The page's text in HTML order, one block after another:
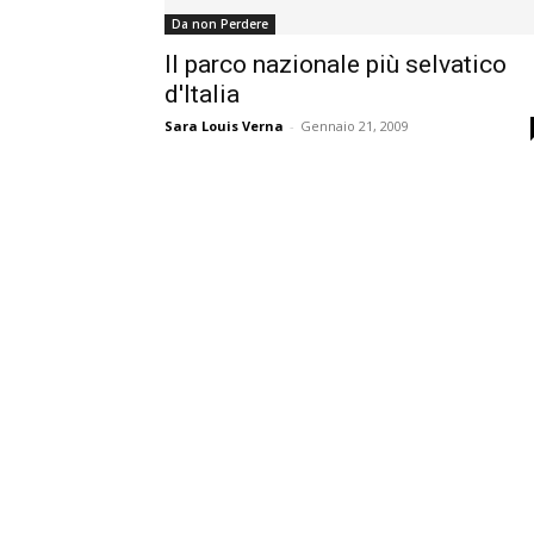
Da non Perdere
Il parco nazionale più selvatico
d'Italia
Sara Louis Verna - Gennaio 21, 2009